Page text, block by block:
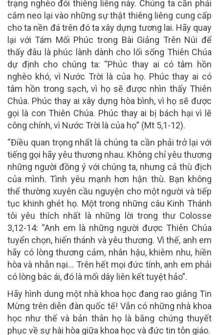
trạng nghèo đói thiêng liêng này. Chúng ta cần phải
cắm neo lại vào những sự thật thiêng liêng cung cấp
cho ta nền đá trên đó ta xây dựng tương lai. Hãy quay
lại với Tám Mối Phúc trong Bài Giảng Trên Núi để
thấy đâu là phúc lành dành cho lối sống Thiên Chúa
dự định cho chúng ta: “Phúc thay ai có tâm hồn
nghèo khó, vì Nước Trời là của họ. Phúc thay ai có
tâm hồn trong sạch, vì họ sẽ được nhìn thấy Thiên
Chúa. Phúc thay ai xây dựng hòa bình, vì họ sẽ được
gọi là con Thiên Chúa. Phúc thay ai bị bách hại vì lẽ
công chính, vì Nước Trời là của họ” (Mt 5,1-12).
“Điều quan trọng nhất là chúng ta cần phải trở lại với
tiếng gọi hãy yêu thương nhau. Không chỉ yêu thương
những người đồng ý với chúng ta, nhưng cả thù địch
của mình. Tình yêu mạnh hơn hận thù. Bạn không
thể thường xuyên cầu nguyện cho một người và tiếp
tục khinh ghét họ. Một trong những câu Kinh Thánh
tôi yêu thích nhất là những lời trong thư Colosse
3,12-14: “Anh em là những người được Thiên Chúa
tuyển chọn, hiến thánh và yêu thương. Vì thế, anh em
hãy có lòng thương cảm, nhân hậu, khiêm nhu, hiền
hòa và nhẫn nại… Trên hết mọi đức tính, anh em phải
có lòng bác ái, đó là mối dây liên kết tuyệt hảo”.
Hãy hình dung một nhà khoa học đang rao giảng Tin
Mừng trên diễn đàn quốc tế! Vẫn có những nhà khoa
học như thế và bản thân họ là bằng chứng thuyết
phục về sự hài hòa giữa khoa học và đức tin tôn giáo.